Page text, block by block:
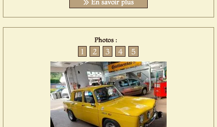
En savoir plus
Photos :
1 2 3 4 5